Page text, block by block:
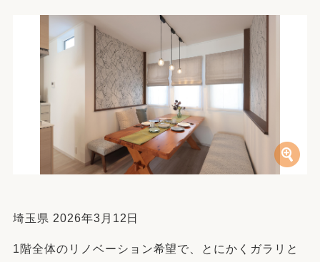
埼玉県 2026年3月12日
1階全体のリノベーション希望で、とにかくガラリと